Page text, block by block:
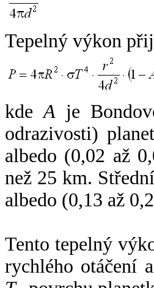
Tepelný výkon
kdeA je
odrazivosti)
albedo (0,02 až
než 25 km.
albedo (0,13 až
Tento tepelný
rychlého otáčení